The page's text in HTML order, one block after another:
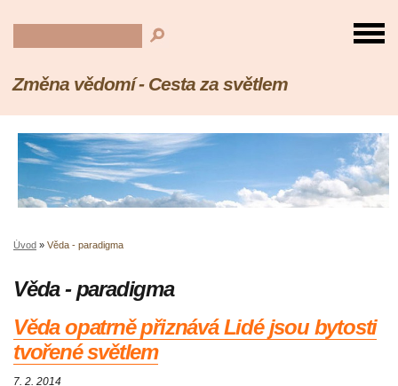
Změna vědomí - Cesta za světlem
Úvod » Věda - paradigma
Věda - paradigma
Věda opatrně přiznává Lidé jsou bytosti
tvořené světlem
7. 2. 2014